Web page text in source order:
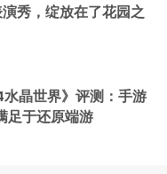
秀，绽放在了花园之
水晶世界》评测：手游
足于还原端游